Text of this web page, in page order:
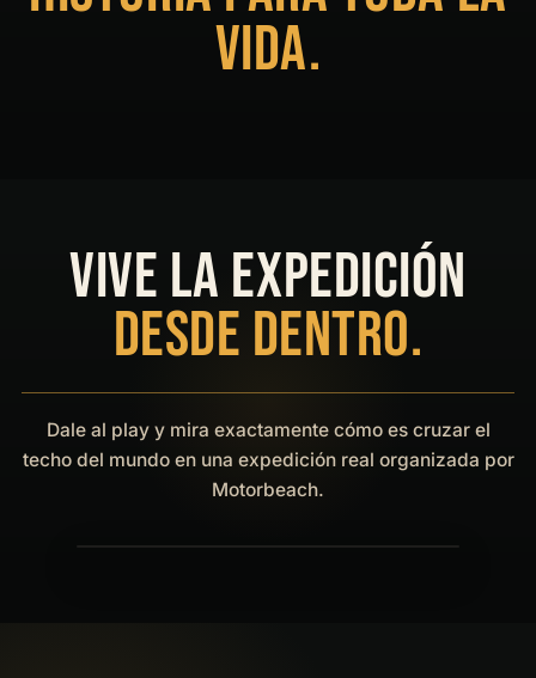
VIDA.
VIVE LA EXPEDICIÓN
DESDE DENTRO.
Dale al play y mira exactamente cómo es cruzar el
techo del mundo en una expedición real organizada por
Motorbeach.
VER LA RUTA